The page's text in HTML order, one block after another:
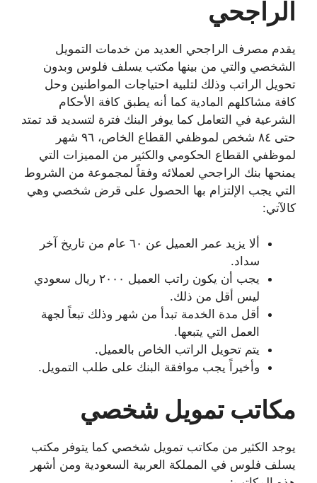
الراجحي
يقدم مصرف الراجحي العديد من خدمات التمويل
الشخصي والتي من بينها مكتب يسلف فلوس وبدون
تحويل الراتب وذلك لتلبية احتياجات المواطنين وحل
كافة مشاكلهم المادية كما أنه يطبق كافة الأحكام
الشرعية في التعامل كما يوفر البنك فترة لتسديد قد تمتد
حتى ٨٤ شخص لموظفي القطاع الخاص، ٩٦ شهر
لموظفي القطاع الحكومي والكثير من المميزات التي
يمنحها بنك الراجحي لعملائه وفقاً لمجموعة من الشروط
التي يجب الإلتزام بها الحصول على قرض شخصي وهي
كالآتي:
ألا يزيد عمر العميل عن ٦٠ عام من تاريخ آخر
سداد.
يجب أن يكون راتب العميل ٢٠٠٠ ريال سعودي
ليس أقل من ذلك.
أقل مدة الخدمة تبدأ من شهر وذلك تبعاً لجهة
العمل التي يتبعها.
يتم تحويل الراتب الخاص بالعميل.
وأخيراً يجب موافقة البنك على طلب التمويل.
مكاتب تمويل شخصي
يوجد الكثير من مكاتب تمويل شخصي كما يتوفر مكتب
يسلف فلوس في المملكة العربية السعودية ومن أشهر